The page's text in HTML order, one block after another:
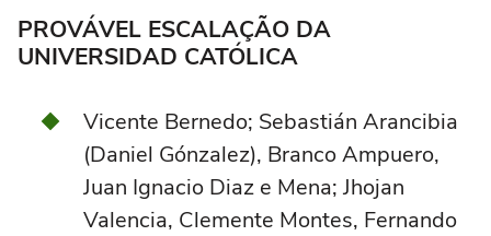
PROVÁVEL ESCALAÇÃO DA
UNIVERSIDAD CATÓLICA
Vicente Bernedo; Sebastián Arancibia
(Daniel Gónzalez), Branco Ampuero,
Juan Ignacio Diaz e Mena; Jhojan
Valencia, Clemente Montes, Fernando